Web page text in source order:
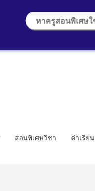
สอนพิเศษวิชา ค่าเรียน